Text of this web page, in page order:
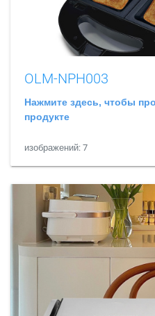
OLM-NPH003
Нажмите здесь, чтобы
продукте
изображений: 7